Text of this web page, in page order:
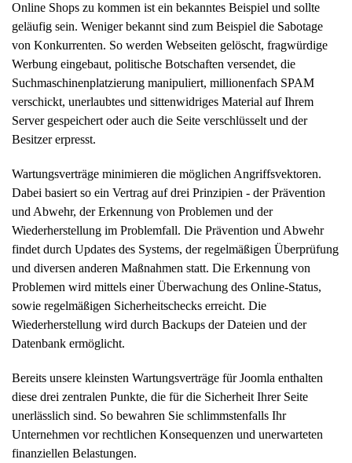
Online Shops zu kommen ist ein bekanntes Beispiel und sollte
geläufig sein. Weniger bekannt sind zum Beispiel die Sabotage
von Konkurrenten. So werden Webseiten gelöscht, fragwürdige
Werbung eingebaut, politische Botschaften versendet, die
Suchmaschinenplatzierung manipuliert, millionenfach SPAM
verschickt, unerlaubtes und sittenwidriges Material auf Ihrem
Server gespeichert oder auch die Seite verschlüsselt und der
Besitzer erpresst.
Wartungsverträge minimieren die möglichen Angriffsvektoren.
Dabei basiert so ein Vertrag auf drei Prinzipien - der Prävention
und Abwehr, der Erkennung von Problemen und der
Wiederherstellung im Problemfall. Die Prävention und Abwehr
findet durch Updates des Systems, der regelmäßigen Überprüfung
und diversen anderen Maßnahmen statt. Die Erkennung von
Problemen wird mittels einer Überwachung des Online-Status,
sowie regelmäßigen Sicherheitschecks erreicht. Die
Wiederherstellung wird durch Backups der Dateien und der
Datenbank ermöglicht.
Bereits unsere kleinsten Wartungsverträge für Joomla enthalten
diese drei zentralen Punkte, die für die Sicherheit Ihrer Seite
unerlässlich sind. So bewahren Sie schlimmstenfalls Ihr
Unternehmen vor rechtlichen Konsequenzen und unerwarteten
finanziellen Belastungen.